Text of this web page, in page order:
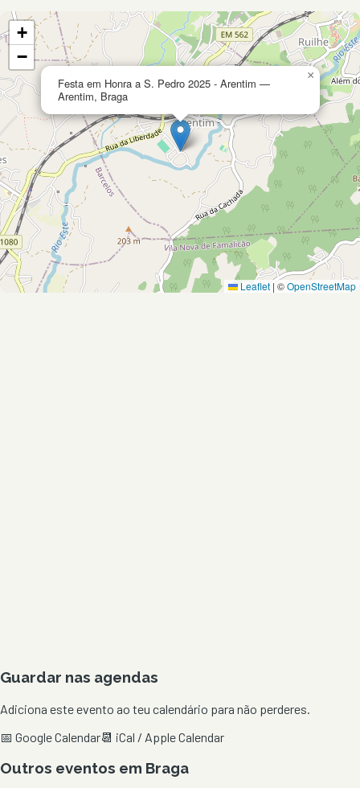
Festa em Honra a S. Pedro 2025 - Arentim —
Arentim, Braga
×
+
−
Leaflet | ©OpenStreetMap
Guardar nas agendas
Adiciona este evento ao teu calendário para não perderes.
📅 Google Calendar📆 iCal / Apple Calendar
Outros eventos em Braga